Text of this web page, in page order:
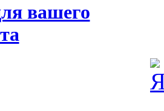
вашего